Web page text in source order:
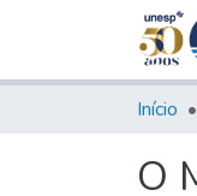
Início
O